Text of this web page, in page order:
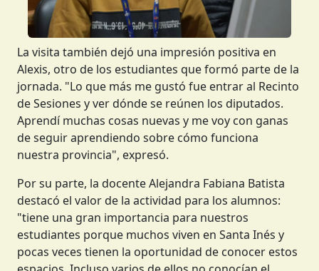
La visita también dejó una impresión positiva en
Alexis, otro de los estudiantes que formó parte de la
jornada. "Lo que más me gustó fue entrar al Recinto
de Sesiones y ver dónde se reúnen los diputados.
Aprendí muchas cosas nuevas y me voy con ganas
de seguir aprendiendo sobre cómo funciona
nuestra provincia", expresó.
Por su parte, la docente Alejandra Fabiana Batista
destacó el valor de la actividad para los alumnos:
"tiene una gran importancia para nuestros
estudiantes porque muchos viven en Santa Inés y
pocas veces tienen la oportunidad de conocer estos